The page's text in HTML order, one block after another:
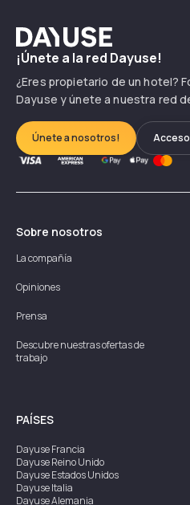
Dayuse
¡Únete a la red Dayuse!
¿Eres propietario de un hotel?
Dayuse y únete a nuestra red
Únete a nosotros!
Sobre nosotros
La compañía
Opiniones
Prensa
Descubre nuestras ofertas de
trabajo
PAÍSES
DayuseFrancia
DayuseReino Unido
DayuseEstados Unidos
DayuseItalia
DayuseAlemania